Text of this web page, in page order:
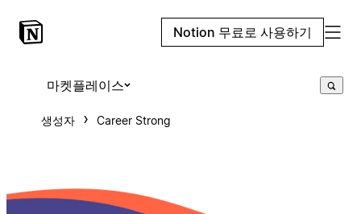
Notion 무료로 사용하기
마켓플레이스
생성자 Career Strong